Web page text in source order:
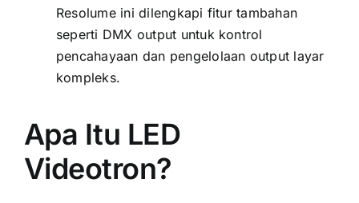
Resolume ini dilengkapi fitur tambahan
seperti DMX output untuk kontrol
pencahayaan dan pengelolaan output layar
kompleks.
Apa Itu LED
Videotron?